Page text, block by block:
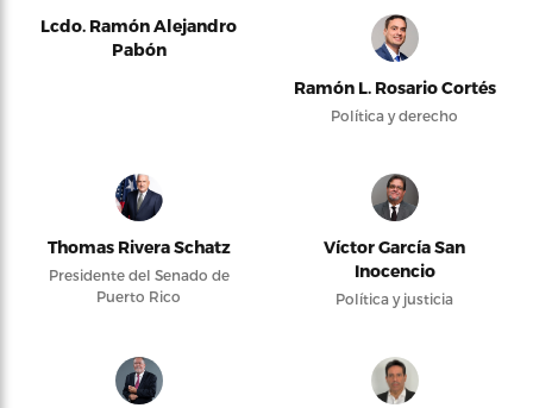
Lcdo. Ramón Alejandro
Pabón
Ramón L. Rosario Cortés
Política y derecho
Thomas Rivera Schatz
Presidente del Senado de
Puerto Rico
Víctor García San
Inocencio
Política y justicia